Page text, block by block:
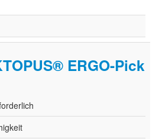
ERGO-Pick